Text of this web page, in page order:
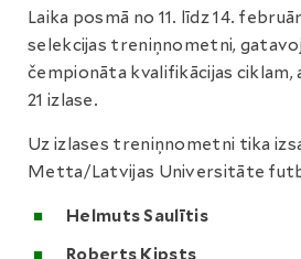
Laika posmā no 11. līdz 14.
selekcijas treniņnometni,
čempionāta kvalifikācijas ciklam,
21 izlase.
Uz izlases treniņnometni tika
Metta/Latvijas Universitāte
Helmuts Saulītis
Roberts Ķipsts